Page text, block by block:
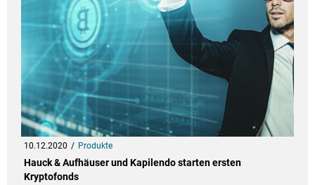
10.12.2020 Produkte
Hauck & Aufhäuser und Kapilendo starten ersten
Kryptofonds